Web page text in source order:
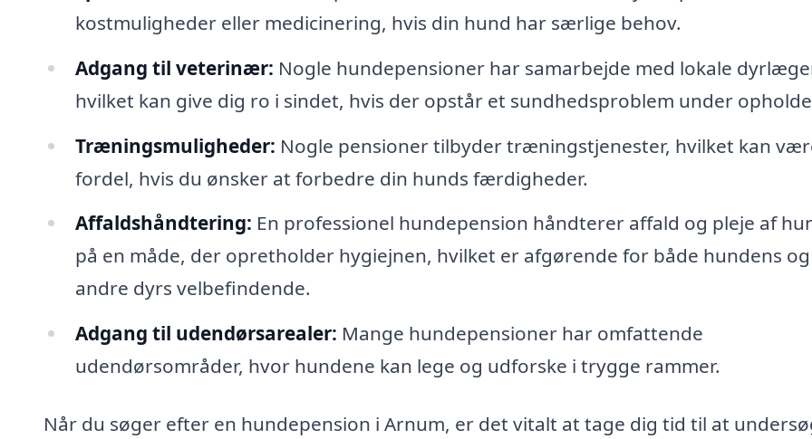
kostmuligheder eller medicinering, hvis din hund har særlige behov.
Adgang til veterinær: Nogle hundepensioner har samarbejde med lokale
hvilket kan give dig ro i sindet, hvis der opstår et sundhedsproblem under
Træningsmuligheder: Nogle pensioner tilbyder træningstjenester, hvilket kan
fordel, hvis du ønsker at forbedre din hunds færdigheder.
Affaldshåndtering: En professionel hundepension håndterer affald og pleje af
på en måde, der opretholder hygiejnen, hvilket er afgørende for både hundens og
andre dyrs velbefindende.
Adgang til udendørsarealer: Mange hundepensioner har omfattende
udendørsområder, hvor hundene kan lege og udforske i trygge rammer.
Når du søger efter en hundepension i Arnum, er det vitalt at tage dig tid til at